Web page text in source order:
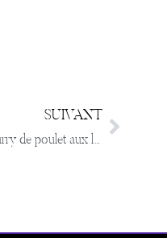
SUIVANT
Curry de poulet aux légumes d’Hiver